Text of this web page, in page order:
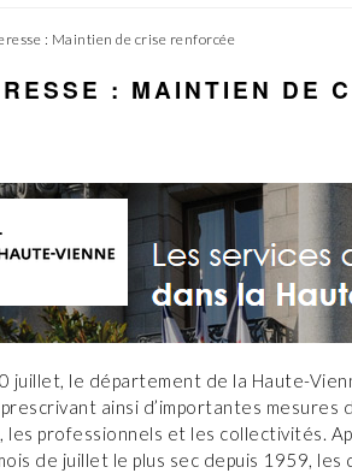
: Maintien de crise renforcée
: MAINTIEN DE
juillet, le département de la Haute-
ainsi d’importantes mesures
les professionnels et les collectivités.
de juillet le plus sec depuis 1959, les